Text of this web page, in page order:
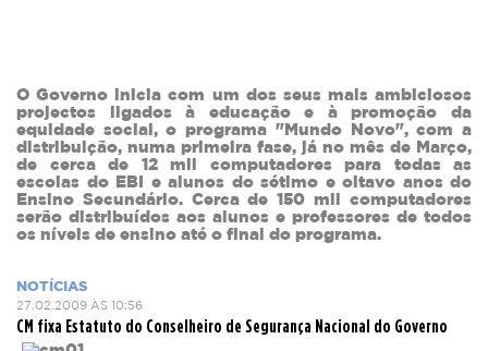
O Governo inicia com um dos seus mais ambiciosos
projectos ligados à educação e à promoção da
equidade social, o programa "Mundo Novo", com a
distribuição, numa primeira fase, já no mês de Março,
de cerca de 12 mil computadores para todas as
escolas do EBI e alunos do sétimo e oitavo anos do
Ensino Secundário. Cerca de 150 mil computadores
serão distribuídos aos alunos e professores de todos
os níveis de ensino até o final do programa.
NOTÍCIAS
27.02.2009 ÀS 10:56
CM fixa Estatuto do Conselheiro de Segurança Nacional do Governo